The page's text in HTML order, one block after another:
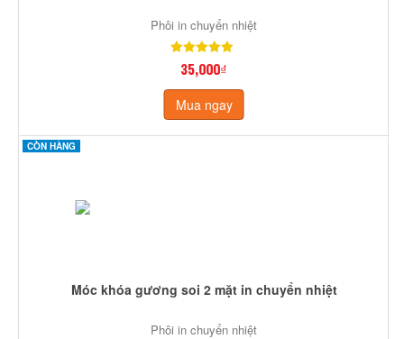
Phôi in chuyển nhiệt
35,000₫
Mua ngay
CÒN HÀNG
Móc khóa gương soi 2 mặt in chuyển nhiệt
Phôi in chuyển nhiệt